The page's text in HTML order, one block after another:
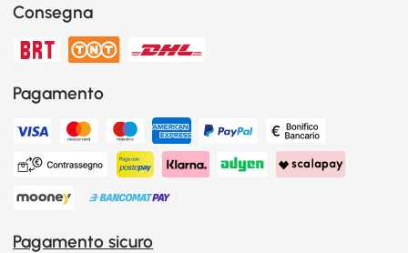
Consegna
Pagamento
Pagamento sicuro